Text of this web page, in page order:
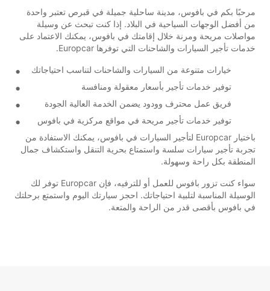
مرحبًا بكم في بافوس، مدينة ساحلية جميلة في قبرص تعتبر واحدة
من أفضل الوجهات السياحية في البلاد. إذا كنت تبحث عن وسيلة
مواصلات مريحة ومرنة خلال إقامتك في بافوس، يمكنك الاعتماد على
خدمات تأجير السيارات والشاحنات التي توفرها Europcar.
خيارات متنوعة من السيارات والشاحنات لتناسب احتياجاتك
توفير خدمات تأجير بأسعار معقولة ومنافسة
فريق عمل محترف وودود يضمن الخدمة العالية الجودة
توفير خدمات تأجير مريحة في مواقع مركزية في بافوس
باختيار Europcar لتأجير السيارات في بافوس، يمكنك الاستفادة من
تجربة تأجير سيارات سلسة واستمتاع بحرية التنقل واستكشاف جمال
المنطقة بكل راحة وسهولة.
سواء كنت تزور بافوس للعمل أو للترفيه، فإن Europcar توفر لك
الوسيلة المناسبة لتلبية احتياجاتك. احجز سيارتك اليوم واستمتع برحلتك
في بافوس بأقصى قدر من الراحة والمتعة.